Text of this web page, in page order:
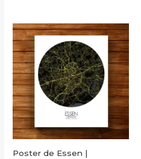
65,90 €
Poster de Essen |